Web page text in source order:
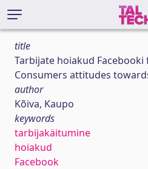
title
Tarbijate hoiakud
Consumers attitudes
author
Kõiva, Kaupo
keywords
tarbijakäitumine
hoiakud
Facebook